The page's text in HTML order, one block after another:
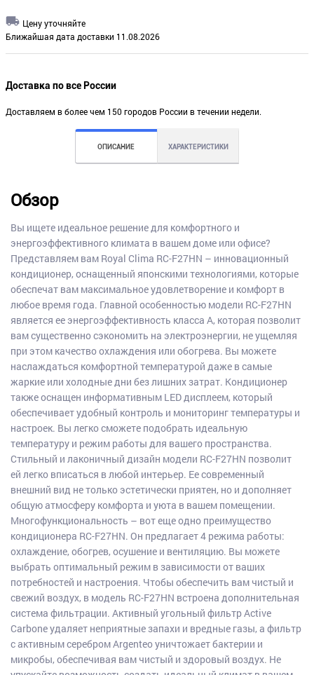
Цену уточняйте
Ближайшая дата доставки 11.08.2026
Доставка по все России
Доставляем в более чем 150 городов России в течении недели.
ОПИСАНИЕ ХАРАКТЕРИСТИКИ
Обзор
Вы ищете идеальное решение для комфортного и
энергоэффективного климата в вашем доме или офисе?
Представляем вам Royal Clima RC-F27HN – инновационный
кондиционер, оснащенный японскими технологиями, которые
обеспечат вам максимальное удовлетворение и комфорт в
любое время года. Главной особенностью модели RC-F27HN
является ее энергоэффективность класса А, которая позволит
вам существенно сэкономить на электроэнергии, не ущемляя
при этом качество охлаждения или обогрева. Вы можете
наслаждаться комфортной температурой даже в самые
жаркие или холодные дни без лишних затрат. Кондиционер
также оснащен информативным LED дисплеем, который
обеспечивает удобный контроль и мониторинг температуры и
настроек. Вы легко сможете подобрать идеальную
температуру и режим работы для вашего пространства.
Стильный и лаконичный дизайн модели RC-F27HN позволит
ей легко вписаться в любой интерьер. Ее современный
внешний вид не только эстетически приятен, но и дополняет
общую атмосферу комфорта и уюта в вашем помещении.
Многофункциональность – вот еще одно преимущество
кондиционера RC-F27HN. Он предлагает 4 режима работы:
охлаждение, обогрев, осушение и вентиляцию. Вы можете
выбрать оптимальный режим в зависимости от ваших
потребностей и настроения. Чтобы обеспечить вам чистый и
свежий воздух, в модель RC-F27HN встроена дополнительная
система фильтрации. Активный угольный фильтр Active
Carbone удаляет неприятные запахи и вредные газы, а фильтр
с активным серебром Argenteo уничтожает бактерии и
микробы, обеспечивая вам чистый и здоровый воздух. Не